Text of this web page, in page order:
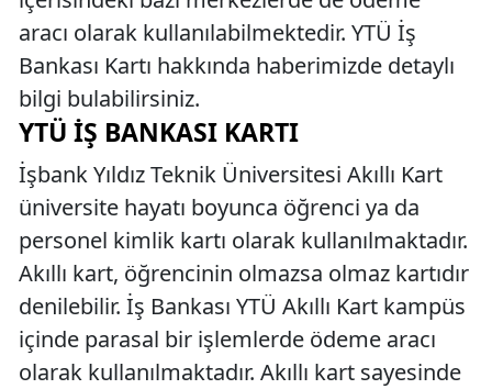
aracı olarak kullanılabilmektedir. YTÜ İş
Bankası Kartı hakkında haberimizde detaylı
bilgi bulabilirsiniz.
YTÜ İŞ BANKASI KARTI
İşbank Yıldız Teknik Üniversitesi Akıllı Kart
üniversite hayatı boyunca öğrenci ya da
personel kimlik kartı olarak kullanılmaktadır.
Akıllı kart, öğrencinin olmazsa olmaz kartıdır
denilebilir. İş Bankası YTÜ Akıllı Kart kampüs
içinde parasal bir işlemlerde ödeme aracı
olarak kullanılmaktadır. Akıllı kart sayesinde